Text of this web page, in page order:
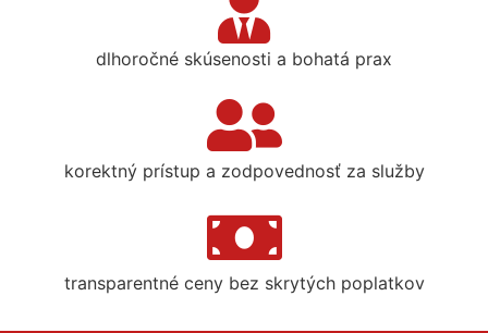
dlhoročné skúsenosti a bohatá prax
korektný prístup a zodpovednosť za služby
transparentné ceny bez skrytých poplatkov